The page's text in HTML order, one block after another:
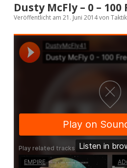
Dusty McFly – 0 –
Veröffentlicht am 21. Juni 2014von